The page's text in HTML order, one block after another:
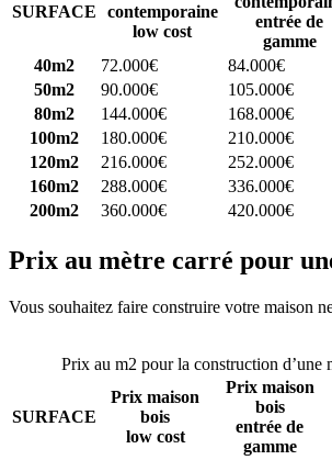
SURFACE
contemporaine
low cost
entrée de
gamme
40m2
72.000€ 84.000€
50m2
90.000€ 105.000€
80m2
144.000€ 168.000€
100m2
180.000€ 210.000€
120m2
216.000€ 252.000€
160m2
288.000€ 336.000€
200m2
360.000€ 420.000€
Prix au mètre carré pour
Vous souhaitez faire construire votre maison
Prix au m2 pour la construction d’une
SURFACE
Prix maison
bois
low cost
Prix maison
bois
entrée de
gamme